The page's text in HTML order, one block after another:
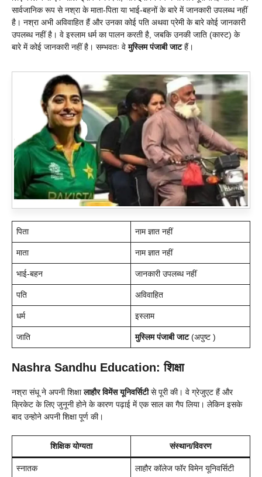
सार्वजानिक रूप से नश्रा के माता-पिता या भाई-बहनों के बारे में जानकारी उपलब्ध नहीं
है। नश्रा अभी अविवाहित हैं और उनका कोई पति अथवा प्रेमी के बारे कोई जानकारी
उपलब्ध नहीं है। वे इस्लाम धर्म का पालन करती है, जबकि उनकी जाति (कास्ट) के
बारे में कोई जानकारी नहीं है। सम्भवतः वेमुस्लिम पंजाबी जाटहैं।
पिता नाम ज्ञात नहीं
माता नाम ज्ञात नहीं
भाई-बहन जानकारी उपलब्ध नहीं
पति अविवाहित
धर्म इस्लाम
जाति मुस्लिम पंजाबी जाट(अपुष्ट )
Nashra Sandhu Education: शिक्षा
नश्रा संधू ने अपनी शिक्षालाहौर विमेंस यूनिवर्सिटीसे पूरी की। वे ग्रेजुएट हैं और
क्रिकेट के लिए जुनूनी होने के कारण पढ़ाई में एक साल का गैप लिया। लेकिन इसके
बाद उन्होने अपनी शिक्षा पूर्ण की।
शिक्षिक योग्यता संस्थान/विवरण
स्नातक लाहौर कॉलेज फॉर विमेन यूनिवर्सिटी